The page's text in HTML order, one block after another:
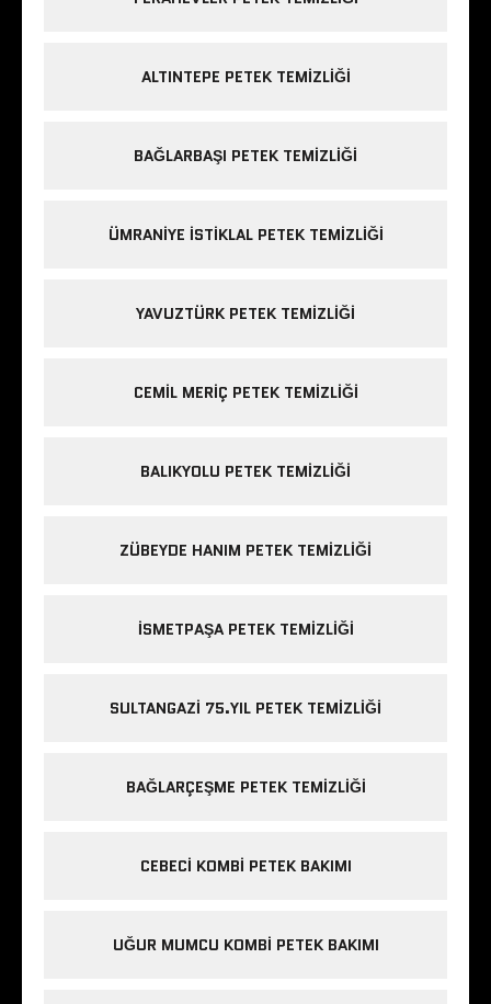
ALTINTEPE PETEK TEMIZLIĞI
BAĞLARBAŞI PETEK TEMIZLIĞI
ÜMRANIYE ISTIKLAL PETEK TEMIZLIĞI
YAVUZTÜRK PETEK TEMIZLIĞI
CEMIL MERIÇ PETEK TEMIZLIĞI
BALIKYOLU PETEK TEMIZLIĞI
ZÜBEYDE HANIM PETEK TEMIZLIĞI
ISMETPAŞA PETEK TEMIZLIĞI
SULTANGAZI 75.YIL PETEK TEMIZLIĞI
BAĞLARÇEŞME PETEK TEMIZLIĞI
CEBECI KOMBI PETEK BAKIMI
UĞUR MUMCU KOMBI PETEK BAKIMI